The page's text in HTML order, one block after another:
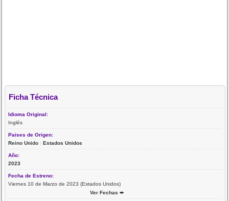
Ficha Técnica
Idioma Original:
Inglés
Paises de Origen:
Reino Unido |Estados Unidos
Año:
2023
Fecha de Estreno:
Viernes 10 de Marzo de 2023 (Estados Unidos)
Ver Fechas ➨